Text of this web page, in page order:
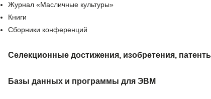
Журнал «Масличные культуры»
Книги
Сборники конференций
Селекционные достижения, изобретения,
Базы данных и программы для ЭВМ